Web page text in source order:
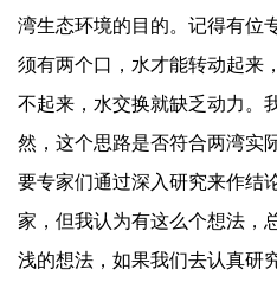
湾生态环境的目的。记得有位
须有两个口，水才能转动起来
不起来，水交换就缺乏动力。
然，这个思路是否符合两湾实
要专家们通过深入研究来作结
家，但我认为有这么个想法，
浅的想法，如果我们去认真研